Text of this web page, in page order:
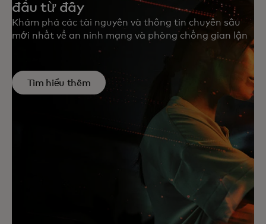
đầu từ đây
Khám phá các tài nguyên và thông tin chuyên sâu
mới nhất về an ninh mạng và phòng chống gian lận
Tìm hiểu thêm